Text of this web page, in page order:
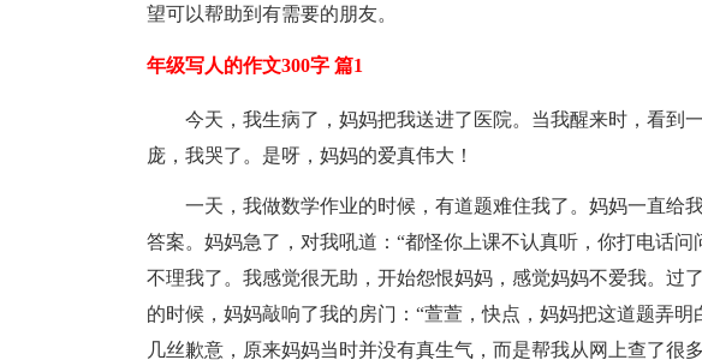
望可以帮助到有需要的朋友。
年级写人的作文300字 篇1
今天，我生病了，妈妈把我送进了医院。当我醒来时，看到
庞，我哭了。是呀，妈妈的爱真伟大！
一天，我做数学作业的时候，有道题难住我了。妈妈一直给
答案。妈妈急了，对我吼道：“都怪你上课不认真听，你打电话问
不理我了。我感觉很无助，开始怨恨妈妈，感觉妈妈不爱我。过
的时候，妈妈敲响了我的房门：“萱萱，快点，妈妈把这道题弄
几丝歉意，原来妈妈当时并没有真生气，而是帮我从网上查了很